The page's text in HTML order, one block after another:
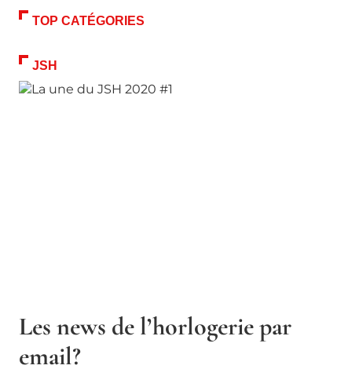
TOP CATÉGORIES
JSH
Les news de l’horlogerie par
email?